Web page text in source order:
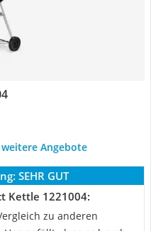
Angebote
SEHR GUT
Kettle 1221004:
zu anderen